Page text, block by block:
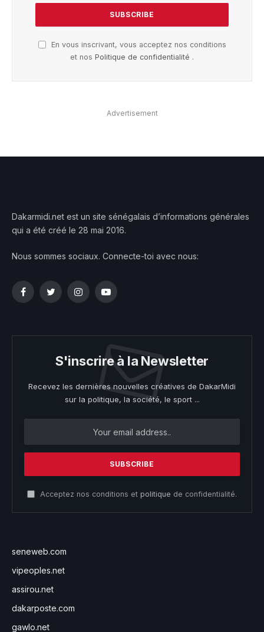
En vous inscrivant, vous acceptez nos conditions
et nos Politique de confidentialité .
Advertisement
Dakarmidi.net est un site sénégalais d’informations générales
qui a été créé le 28 mai 2016.
Nous sommes sociaux. Connecte-toi avec nous:
FacebookTwitterInstagramYouTube
S'inscrire à la Newsletter
Recevez les dernières nouvelles créatives de DakarMidi
sur la politique, la société, le sport ...
Acceptez nos conditions et politique de confidentialité.
seneweb.com
vipeoples.net
assirou.net
dakarposte.com
gawlo.net